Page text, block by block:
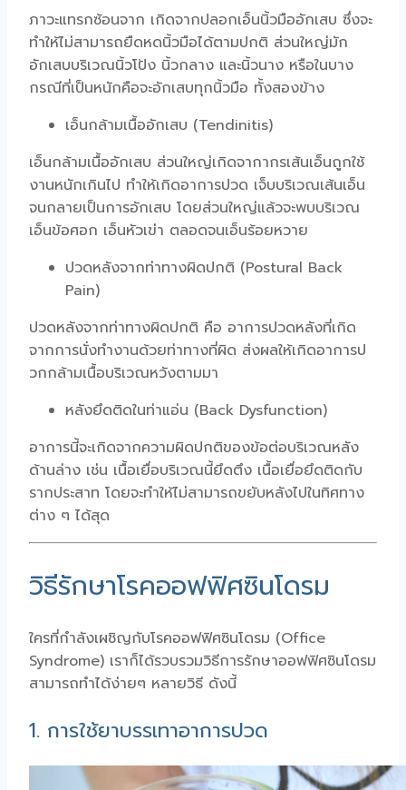
ภาวะแทรกซ้อนจาก เกิดจากปลอกเอ็นนิ้วมืออักเสบ ซึ่งจะ
ทำให้ไม่สามารถยืดหดนิ้วมือได้ตามปกติ ส่วนใหญ่มัก
อักเสบบริเวณนิ้วโป้ง นิ้วกลาง และนิ้วนาง หรือในบาง
กรณีที่เป็นหนักคือจะอักเสบทุกนิ้วมือ ทั้งสองข้าง
เอ็นกล้ามเนื้ออักเสบ (Tendinitis)
เอ็นกล้ามเนื้ออักเสบ ส่วนใหญ่เกิดจากากรเส้นเอ็นถูกใช้
งานหนักเกินไป ทำให้เกิดอาการปวด เจ็บบริเวณเส้นเอ็น
จนกลายเป็นการอักเสบ โดยส่วนใหญ่แล้วจะพบบริเวณ
เอ็นข้อศอก เอ็นหัวเข่า ตลอดจนเอ็นร้อยหวาย
ปวดหลังจากท่าทางผิดปกติ (Postural Back
Pain)
ปวดหลังจากท่าทางผิดปกติ คือ อาการปวดหลังที่เกิด
จากการนั่งทำงานด้วยท่าทางที่ผิด ส่งผลให้เกิดอาการป
วกกล้ามเนื้อบริเวณหวังตามมา
หลังยึดติดในท่าแอ่น (Back Dysfunction)
อาการนี้จะเกิดจากความผิดปกติของข้อต่อบริเวณหลัง
ด้านล่าง เช่น เนื้อเยื่อบริเวณนี้ยึดตึง เนื้อเยื่อยึดติดกับ
รากประสาท โดยจะทำให้ไม่สามารถขยับหลังไปในทิศทาง
ต่าง ๆ ได้สุด
วิธีรักษาโรคออฟฟิศซินโดรม
ใครที่กำลังเผชิญกับโรคออฟฟิศซินโดรม (Office
Syndrome) เราก็ได้รวบรวมวิธีการรักษาออฟฟิศซินโดรม
สามารถทำได้ง่ายๆ หลายวิธี ดังนี้
1. การใช้ยาบรรเทาอาการปวด